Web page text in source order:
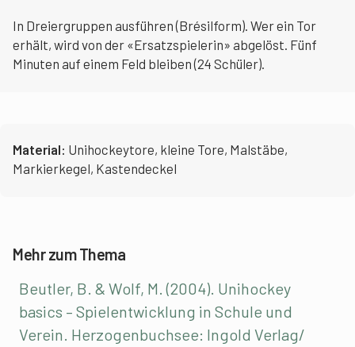
In Dreiergruppen ausführen (Brésilform). Wer ein Tor
erhält, wird von der «Ersatzspielerin» abgelöst. Fünf
Minuten auf einem Feld bleiben (24 Schüler).
Material: Unihockeytore, kleine Tore, Malstäbe,
Markierkegel, Kastendeckel
Mehr zum Thema
Beutler, B. & Wolf, M. (2004). Unihockey
basics – Spielentwicklung in Schule und
Verein. Herzogenbuchsee: Ingold Verlag/